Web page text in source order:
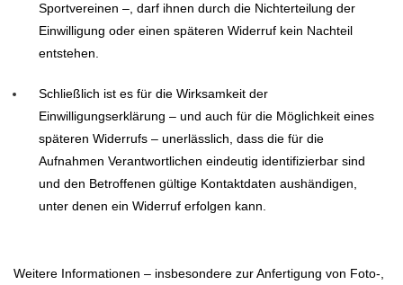
Sportvereinen –, darf ihnen durch die Nichterteilung der
Einwilligung oder einen späteren Widerruf kein Nachteil
entstehen.
Schließlich ist es für die Wirksamkeit der
Einwilligungserklärung – und auch für die Möglichkeit eines
späteren Widerrufs – unerlässlich, dass die für die
Aufnahmen Verantwortlichen eindeutig identifizierbar sind
und den Betroffenen gültige Kontaktdaten aushändigen,
unter denen ein Widerruf erfolgen kann.
Weitere Informationen – insbesondere zur Anfertigung von Foto-,